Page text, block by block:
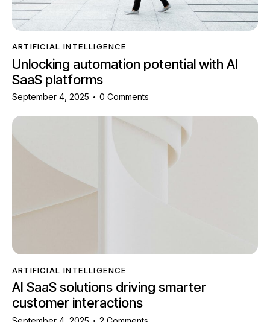
ARTIFICIAL INTELLIGENCE
Unlocking automation potential with AI
SaaS platforms
September 4, 2025 0 Comments
ARTIFICIAL INTELLIGENCE
AI SaaS solutions driving smarter
customer interactions